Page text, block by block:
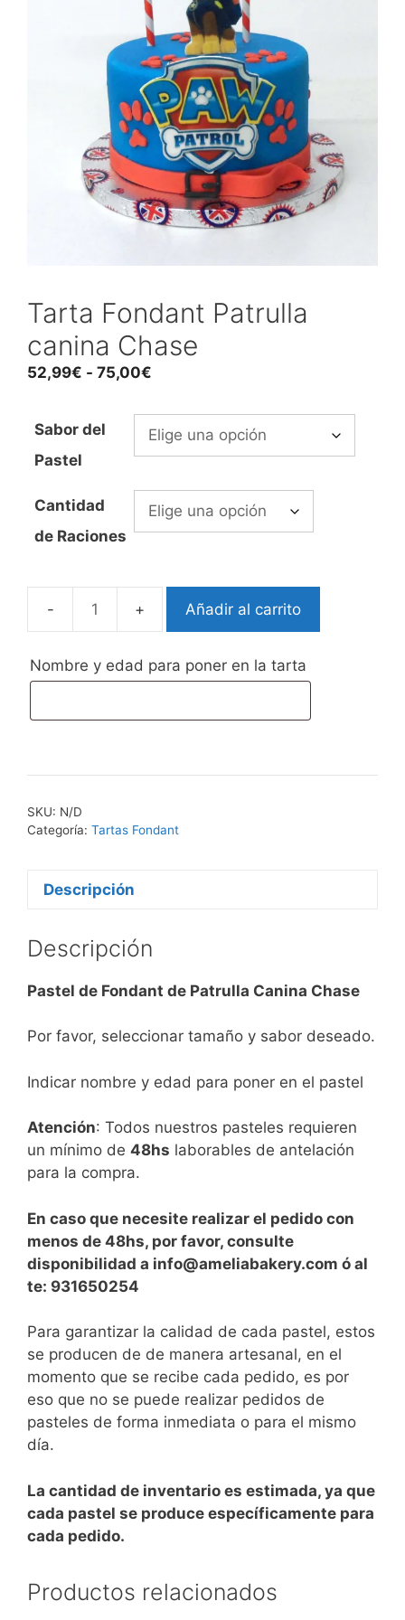
Tarta Fondant Patrulla
canina Chase
52,99€ - 75,00€
precios:
desde
52,99€
75,00€
Sabor del
Pastel
Cantidad
de Raciones
Tarta
Patrulla
canina
Añadir al carrito
Nombre y edad para poner en la tarta
SKU: N/D
Categoría: Tartas Fondant
Descripción
Descripción
Pastel de Fondant de Patrulla Canina Chase
Por favor, seleccionar tamaño y sabor deseado.
Indicar nombre y edad para poner en el pastel
Atención: Todos nuestros pasteles requieren
un mínimo de 48hs laborables de antelación
para la compra.
En caso que necesite realizar el pedido con
menos de 48hs, por favor, consulte
disponibilidad a info@ameliabakery.com ó al
te: 931650254
Para garantizar la calidad de cada pastel, estos
se producen de de manera artesanal, en el
momento que se recibe cada pedido, es por
eso que no se puede realizar pedidos de
pasteles de forma inmediata o para el mismo
día.
La cantidad de inventario es estimada, ya que
cada pastel se produce específicamente para
cada pedido.
Productos relacionados